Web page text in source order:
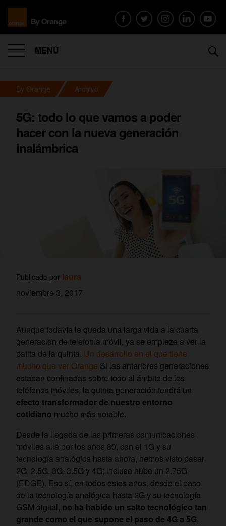
MENÚ
By Orange Archivo
5G: todo lo que vamos a poder
hacer con la nueva generación
inalámbrica
Publicado por laura
noviembre 3, 2017
Aunque todavía le queda una larga vida a la cuarta
generación de telefonía móvil, ya se empieza a ver la
patita de la quinta. Un desarrollo en el que tiene
mucho que ver Orange Si las anteriores generaciones
estaban confinadas sobre todo al ámbito de los
teléfonos móviles, la quinta generación tendrá un
efecto transformador de nuestro entorno
cotidiano mucho más notable.
Desde la llegada de las primeras comunicaciones
móviles allá por los años 80, con el 1G y su
tecnología analógica hasta ahora, hemos visto pasar
2G, 2.5G, 3G, 3.5G y 4G; incluso hubo un 2.75G
(EDGE). Eso sí, en todos estos años, desde el paso
de la tecnología analógica hasta 2G y su tecnología
GSM digital, no ha habido un salto tecnológico tan
grande como el que supone el paso de 4G a 5G.